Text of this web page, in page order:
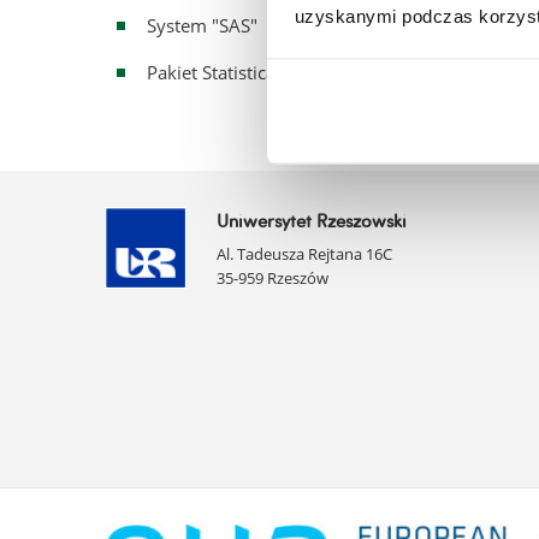
uzyskanymi podczas
System "SAS"
Pakiet Statistica
Uniwersytet Rzeszowski
Al. Tadeusza Rejtana 16C
35-959 Rzeszów